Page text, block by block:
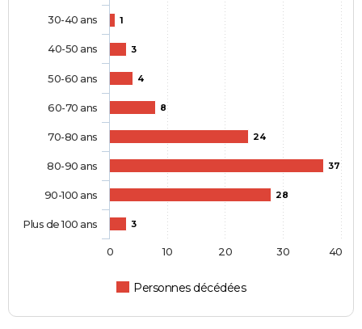
1
3
4
8
24
37
28
3
Personnes décédées
30-40 ans
40-50 ans
50-60 ans
60-70 ans
70-80 ans
80-90 ans
90-100 ans
Plus de 100 ans
0 10 20 30 40